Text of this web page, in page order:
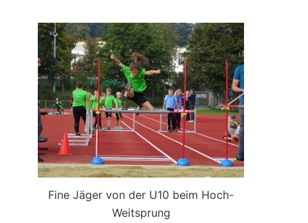
Fine Jäger von der U10 beim Hoch-
Weitsprung